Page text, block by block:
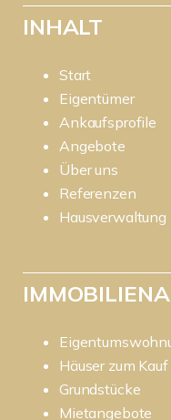
INHALT
Start
Eigentümer
Ankaufsprofile
Angebote
Über uns
Referenzen
Hausverwaltung
Häuser zum Kauf
Grundstücke
Mietangebote